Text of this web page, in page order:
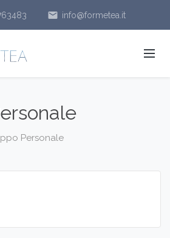
email info@formetea.it
Personale